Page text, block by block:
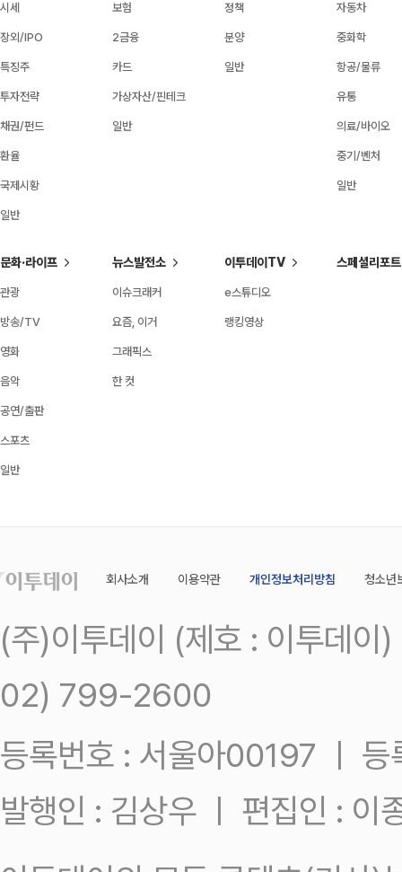
시세
장외/IPO
특징주
투자전략
채권/펀드
환율
국제시황
일반
보험
2금융
카드
가상자산/핀테크
일반
정책
분양
일반
자동차
중화학
항공/물류
유통
의료/바이오
중기/벤처
일반
문화·라이프
관광
방송/TV
영화
음악
공연/출판
스포츠
일반
뉴스발전소
이슈크래커
요즘, 이거
그래픽스
한 컷
이투데이TV
e스튜디오
랭킹영상
스페셜리포트
회사소개 이용약관 개인정보처리방침 청소년
(주)이투데이 (제호 : 이투데
02) 799-2600
등록번호 : 서울아00197 ㅣ
발행인 : 김상우 ㅣ 편집인 : 이